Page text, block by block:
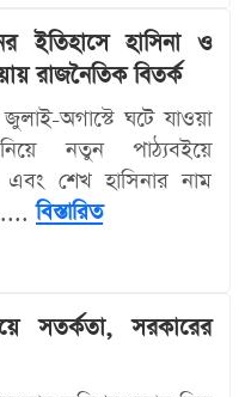
ইতিহাসে হাসিনা ও
রাজনৈতিক বিতর্ক
অগাস্টে ঘটে যাওয়া
নতুন পাঠ্যবইয়ে
শেখ হাসিনার নাম
বিস্তারিত
সতর্কতা, সরকারের